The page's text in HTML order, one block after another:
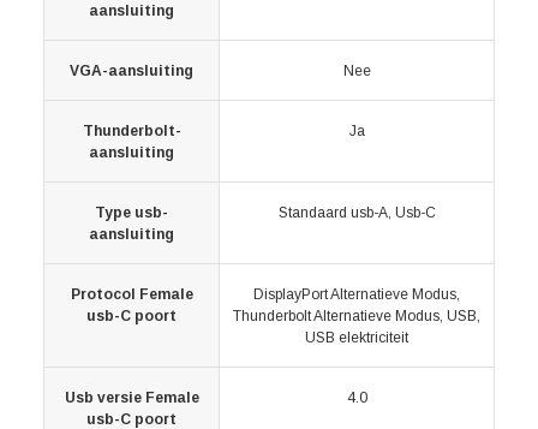
aansluiting
VGA-aansluiting Nee
Thunderbolt-
aansluiting
Ja
Type usb-
aansluiting
Standaard usb-A, Usb-C
Protocol Female
usb-C poort
DisplayPort Alternatieve Modus,
Thunderbolt Alternatieve Modus, USB,
USB elektriciteit
Usb versie Female
usb-C poort
4.0